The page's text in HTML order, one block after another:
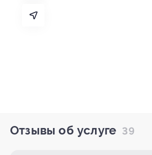
Отзывы об услуге 39